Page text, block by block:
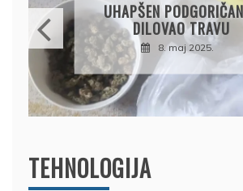
PRODAO TUĐI BMW,
DRŽAVU NAPUSTIO
BRODOM
12. februar 2025.
TEHNOLOGIJA